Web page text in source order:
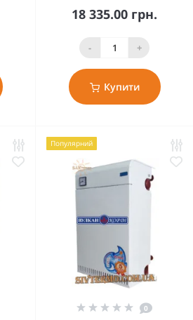
18 335.00 грн.
- +
Купити
Популярний
0